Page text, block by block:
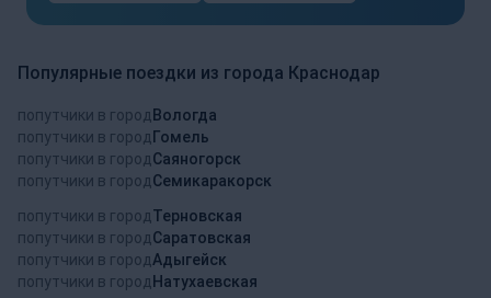
Популярные поездки из города Краснодар
попутчики в город Вологда
попутчики в город Гомель
попутчики в городСаяногорск
попутчики в городСемикаракорск
попутчики в городТерновская
попутчики в городСаратовская
попутчики в городАдыгейск
попутчики в город Натухаевская